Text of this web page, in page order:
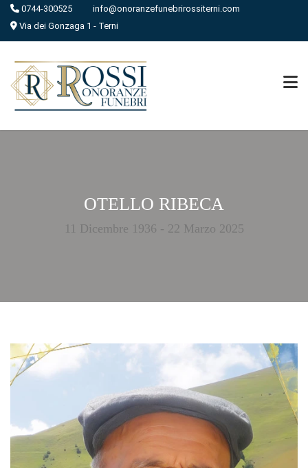
0744-300525
info@onoranzefunebrirossiterni.com
Via dei Gonzaga 1 - Terni
OTELLO RIBECA
11 Dicembre 1936 - 22 Marzo 2025